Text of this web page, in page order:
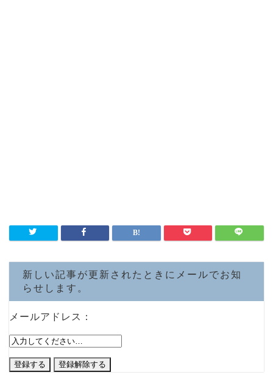
新しい記事が更新されたときにメールでお知
らせします。
メールアドレス：